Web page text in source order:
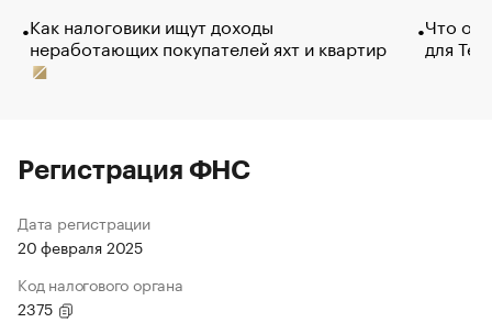
Как налоговики ищут доходы
неработающих покупателей яхт и квартир
Что
для
Регистрация ФНС
Дата регистрации
20 февраля 2025
Код налогового органа
2375